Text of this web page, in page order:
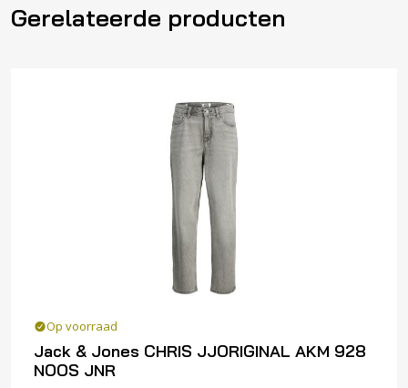
Gerelateerde producten
Op voorraad
Jack & Jones CHRIS JJORIGINAL AKM 928
NOOS JNR